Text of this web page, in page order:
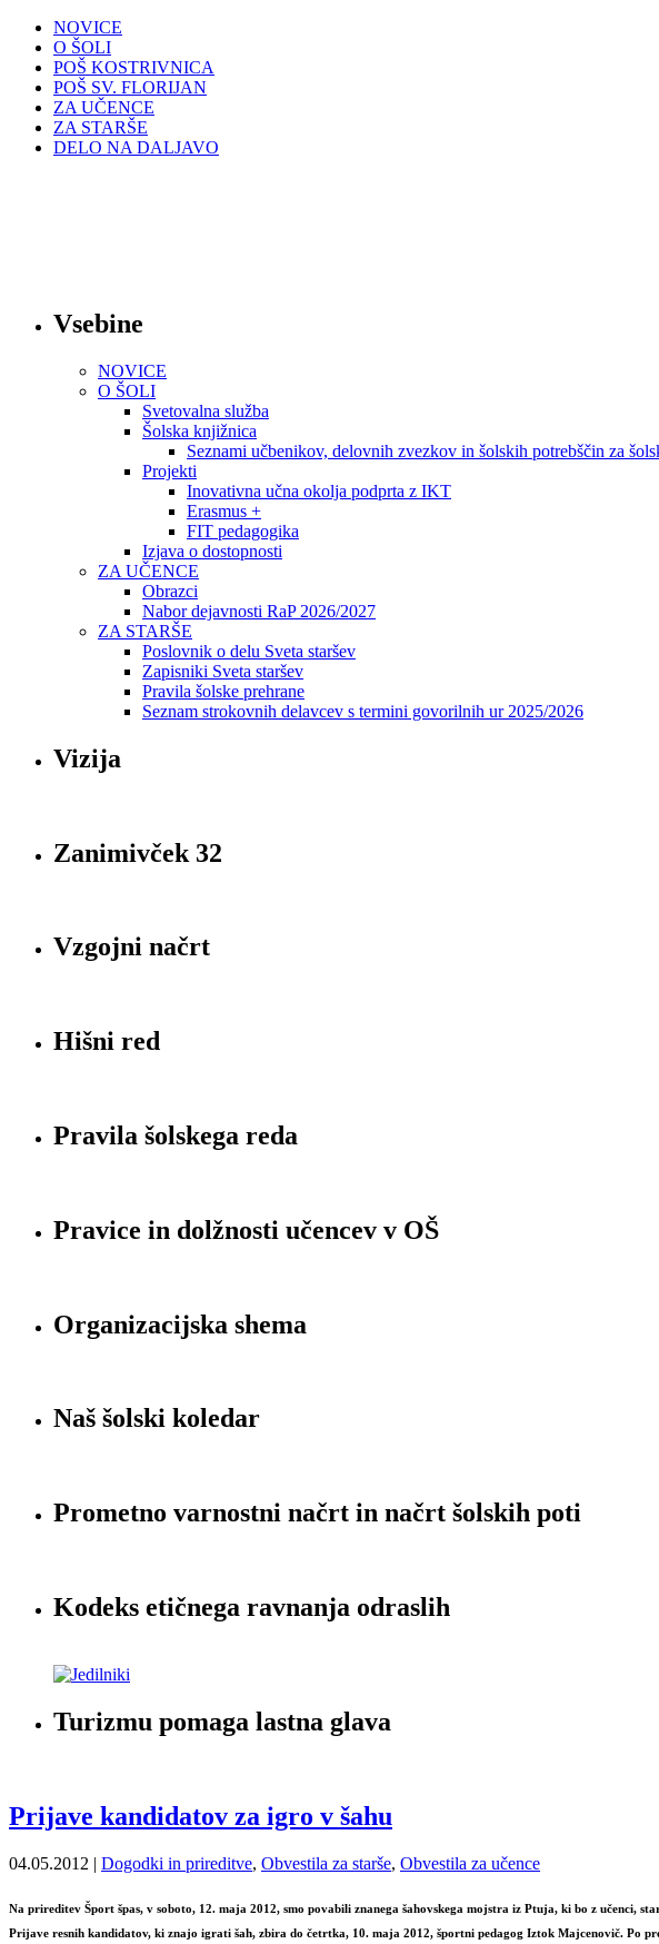
NOVICE
O ŠOLI
POŠ KOSTRIVNICA
POŠ SV. FLORIJAN
ZA UČENCE
ZA STARŠE
DELO NA DALJAVO
Vsebine
NOVICE
O ŠOLI
Svetovalna služba
Šolska knjižnica
Seznami učbenikov, delovnih zvezkov in šolskih potrebščin za
Projekti
Inovativna učna okolja podprta z IKT
Erasmus +
FIT pedagogika
Izjava o dostopnosti
ZA UČENCE
Obrazci
Nabor dejavnosti RaP 2026/2027
ZA STARŠE
Poslovnik o delu Sveta staršev
Zapisniki Sveta staršev
Pravila šolske prehrane
Seznam strokovnih delavcev s termini govorilnih ur 2025/2026
Vizija
Zanimivček 32
Vzgojni načrt
Hišni red
Pravila šolskega reda
Pravice in dolžnosti učencev v OŠ
Organizacijska shema
Naš šolski koledar
Prometno varnostni načrt in načrt šolskih poti
Kodeks etičnega ravnanja odraslih
Turizmu pomaga lastna glava
Prijave kandidatov za igro v šahu
04.05.2012 | Dogodki in prireditve, Obvestila za starše, Obvestila za učence
Na prireditev Šport špas, v soboto, 12. maja 2012, smo povabili znanega šahovskega mojstra iz Ptuja, ki bo z učenci,
Prijave resnih kandidatov, ki znajo igrati šah, zbira do četrtka, 10. maja 2012, športni pedagog Iztok Majcenovič. Po